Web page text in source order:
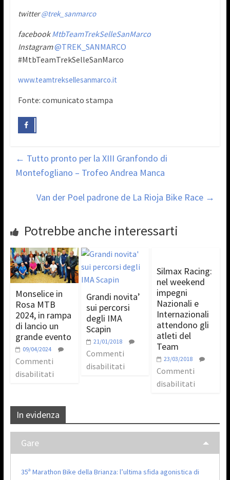
twitter@trek_sanmarco
facebook MtbTeamTrekSelleSanMarco
Instagram@TREK_SANMARCO
#MtbTeamTrekSelleSanMarco
www.teamtreksellesanmarco.it
Fonte: comunicato stampa
← Tutto pronto per la XIII Granfondo di
Montefogliano – Trofeo Andrea Manca
Van der Poel padrone de La Rioja Bike Race →
Potrebbe anche interessarti
Monselice in
Rosa MTB
2024, in rampa
di lancio un
grande evento
09/04/2024
Commenti
disabilitati
Grandi novita’
sui percorsi
degli IMA
Scapin
21/01/2018
Commenti
disabilitati
Silmax Racing:
nel weekend
impegni
Nazionali e
Internazionali
attendono gli
atleti del
Team
23/03/2018
Commenti
disabilitati
In evidenza
Gare
35ª Marathon Bike della Brianza: l’ultima sfida agonistica di